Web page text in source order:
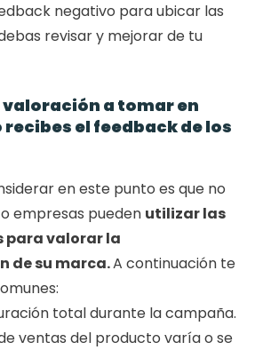
negativo para ubicar las
revisar y mejorar de tu
a tomar en
el feedback de los
en este punto es que no
empresas pueden utilizar las
para valorar la
de su marca. A continuación te
total durante la campaña.
ventas del producto varía o se